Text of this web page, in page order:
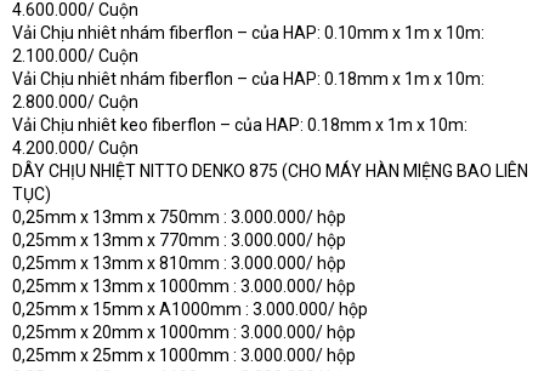
4.600.000/ Cuộn
Vải Chịu nhiêt nhám fiberflon – của HAP: 0.10mm x 1m x 10m:
2.100.000/ Cuộn
Vải Chịu nhiêt nhám fiberflon – của HAP: 0.18mm x 1m x 10m:
2.800.000/ Cuộn
Vải Chịu nhiêt keo fiberflon – của HAP: 0.18mm x 1m x 10m:
4.200.000/ Cuộn
DÂY CHỊU NHIỆT NITTO DENKO 875 (CHO MÁY HÀN MIỆNG BAO LIÊN
TỤC)
0,25mm x 13mm x 750mm : 3.000.000/ hộp
0,25mm x 13mm x 770mm : 3.000.000/ hộp
0,25mm x 13mm x 810mm : 3.000.000/ hộp
0,25mm x 13mm x 1000mm : 3.000.000/ hộp
0,25mm x 15mm x A1000mm : 3.000.000/ hộp
0,25mm x 20mm x 1000mm : 3.000.000/ hộp
0,25mm x 25mm x 1000mm : 3.000.000/ hộp